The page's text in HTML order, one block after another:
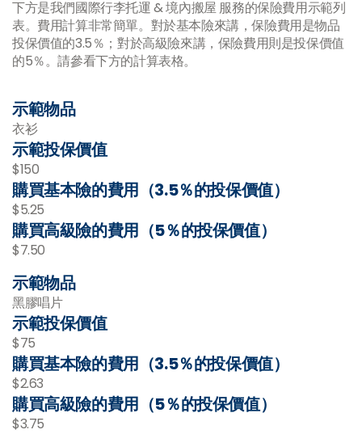
下方是我們國際行李托運 & 境內搬屋 服務的保險費用示範列
表。費用計算非常簡單。對於基本險來講，保險費用是物品
投保價值的3.5％；對於高級險來講，保險費用則是投保價值
的5％。請參看下方的計算表格。
示範物品
衣衫
示範投保價值
$150
購買基本險的費用（3.5％的投保價值）
$5.25
購買高級險的費用（5％的投保價值）
$7.50
示範物品
黑膠唱片
示範投保價值
$75
購買基本險的費用（3.5％的投保價值）
$2.63
購買高級險的費用（5％的投保價值）
$3.75